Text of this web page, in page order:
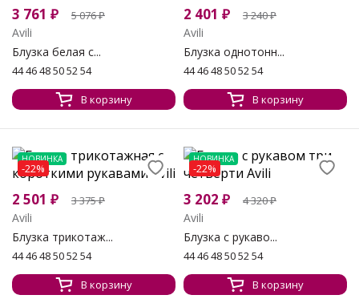
3 761 ₽ 5 076₽
Avili
Блузка белая с...
44 46 48 50 52 54
В корзину
2 401 ₽ 3 240₽
Avili
Блузка однотонн...
44 46 48 50 52 54
В корзину
НОВИНКА
-22%
2 501 ₽ 3 375₽
Avili
Блузка трикотаж...
44 46 48 50 52 54
В корзину
НОВИНКА
-22%
3 202 ₽ 4 320₽
Avili
Блузка с рукаво...
44 46 48 50 52 54
В корзину